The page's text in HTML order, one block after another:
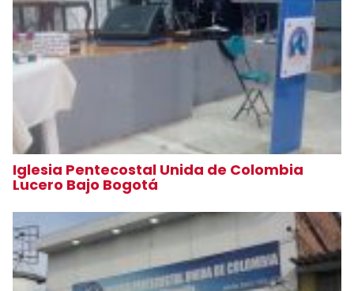
Iglesia Pentecostal Unida de Colombia
Lucero Bajo Bogotá